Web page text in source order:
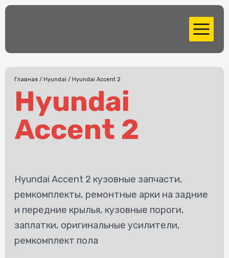
Перейти
MAIN
MENU
Главная / Hyundai / Hyundai Accent 2
Hyundai
Accent 2
Hyundai Accent 2 кузовные запчасти,
ремкомплекты, ремонтные арки на задние
и передние крылья, кузовные пороги,
заплатки, оригинальные усилители,
ремкомплект пола